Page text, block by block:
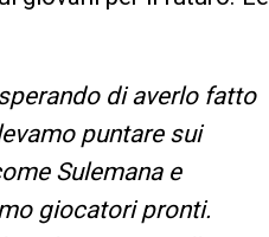
di averlo fatto
puntare sui
Sulemana e
giocatori pronti.